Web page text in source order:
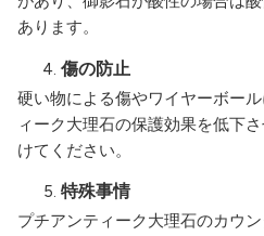
あります。
傷の防止
硬い物による傷やワイヤーボー
ィーク大理石の保護効果を低下
けてください。
特殊事情
プチアンティーク大理石のカウ